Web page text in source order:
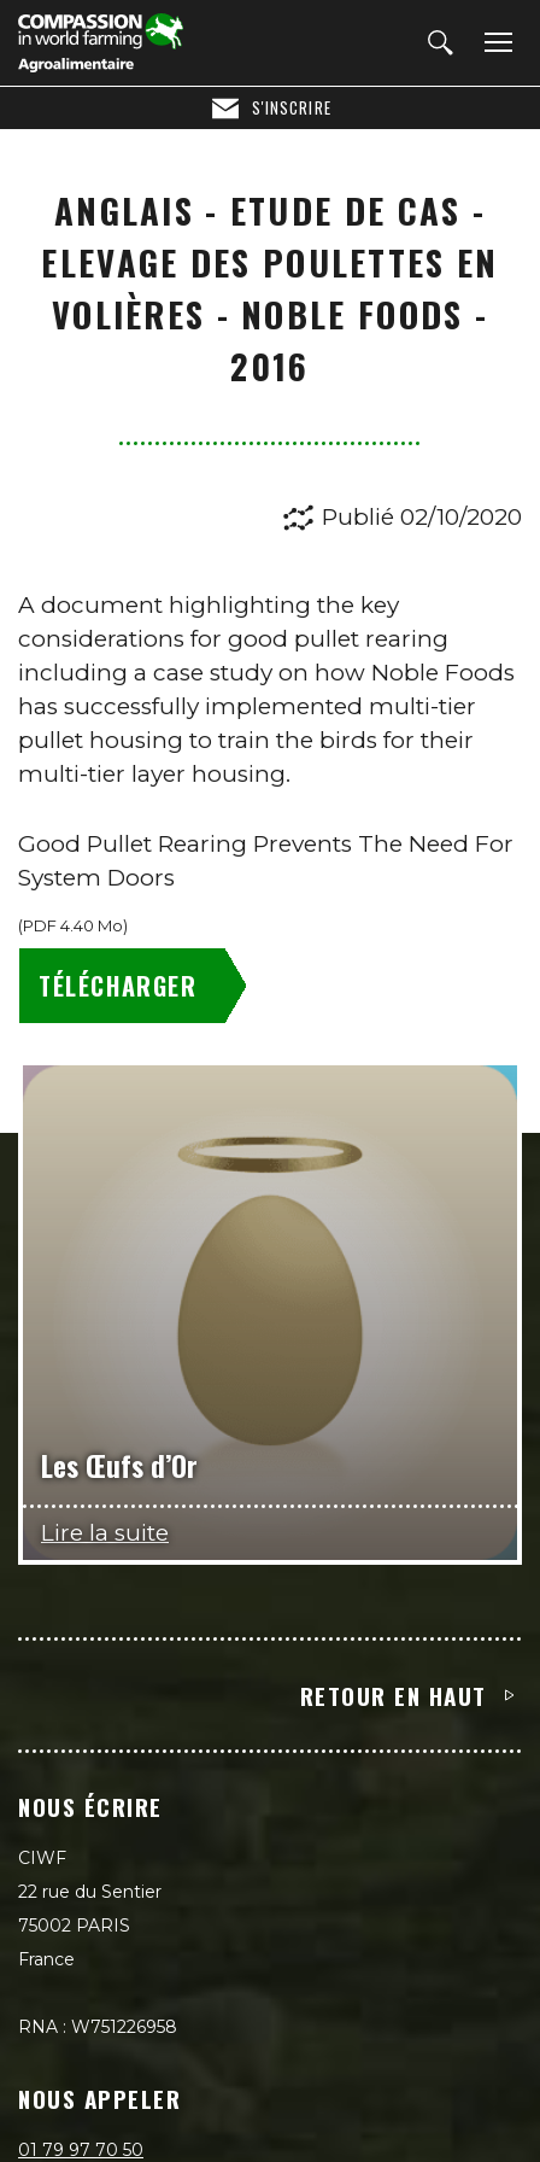
S'INSCRIRE
ANGLAIS - ETUDE DE CAS -
ELEVAGE DES POULETTES EN
VOLIÈRES - NOBLE FOODS -
2016
Publié 02/10/2020
A document highlighting the key
considerations for good pullet rearing
including a case study on how Noble Foods
has successfully implemented multi-tier
pullet housing to train the birds for their
multi-tier layer housing.
Good Pullet Rearing Prevents The Need For
System Doors
(PDF4.40 Mo)
TÉLÉCHARGER
Les Œufs d’Or
Lire la suite
RETOUR EN HAUT
NOUS ÉCRIRE
CIWF
22 rue du Sentier
75002 PARIS
France
RNA : W751226958
NOUS APPELER
01 79 97 70 50